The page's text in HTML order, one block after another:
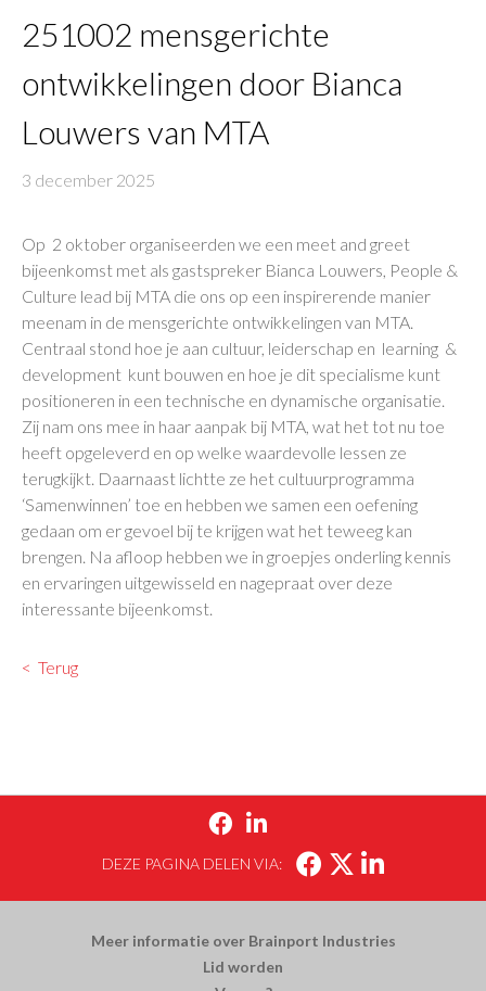
251002 mensgerichte
ontwikkelingen door Bianca
Louwers van MTA
3 december 2025
Op 2 oktober organiseerden we een meet and greet
bijeenkomst met als gastspreker Bianca Louwers, People &
Culture lead bij MTA die ons op een inspirerende manier
meenam in de mensgerichte ontwikkelingen van MTA.
Centraal stond hoe je aan cultuur, leiderschap en learning &
development kunt bouwen en hoe je dit specialisme kunt
positioneren in een technische en dynamische organisatie.
Zij nam ons mee in haar aanpak bij MTA, wat het tot nu toe
heeft opgeleverd en op welke waardevolle lessen ze
terugkijkt. Daarnaast lichtte ze het cultuurprogramma
‘Samenwinnen’ toe en hebben we samen een oefening
gedaan om er gevoel bij te krijgen wat het teweeg kan
brengen. Na afloop hebben we in groepjes onderling kennis
en ervaringen uitgewisseld en nagepraat over deze
interessante bijeenkomst.
Terug
 
DEZE PAGINA DELEN VIA:
Meer informatie over Brainport Industries
Lid worden